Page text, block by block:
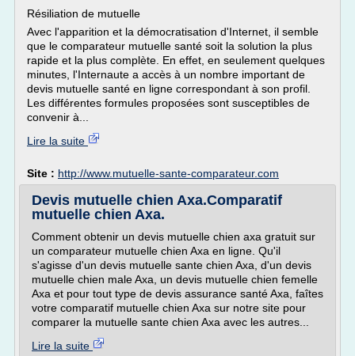
Résiliation de mutuelle
Avec l'apparition et la démocratisation d'Internet, il semble
que le comparateur mutuelle santé soit la solution la plus
rapide et la plus complète. En effet, en seulement quelques
minutes, l'Internaute a accès à un nombre important de
devis mutuelle santé en ligne correspondant à son profil.
Les différentes formules proposées sont susceptibles de
convenir à...
Lire la suite
Site : http://www.mutuelle-sante-comparateur.com
Devis mutuelle chien Axa.Comparatif
mutuelle chien Axa.
Comment obtenir un devis mutuelle chien axa gratuit sur
un comparateur mutuelle chien Axa en ligne. Qu'il
s'agisse d'un devis mutuelle sante chien Axa, d'un devis
mutuelle chien male Axa, un devis mutuelle chien femelle
Axa et pour tout type de devis assurance santé Axa, faîtes
votre comparatif mutuelle chien Axa sur notre site pour
comparer la mutuelle sante chien Axa avec les autres...
Lire la suite